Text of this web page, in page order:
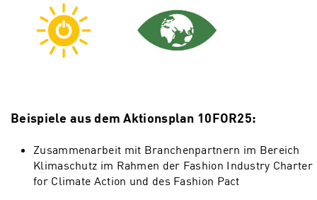
Beispiele aus dem Aktionsplan 10FOR25:
Zusammenarbeit mit Branchenpartnern im Bereich
Klimaschutz im Rahmen der Fashion Industry Charter
for Climate Action und des Fashion Pact